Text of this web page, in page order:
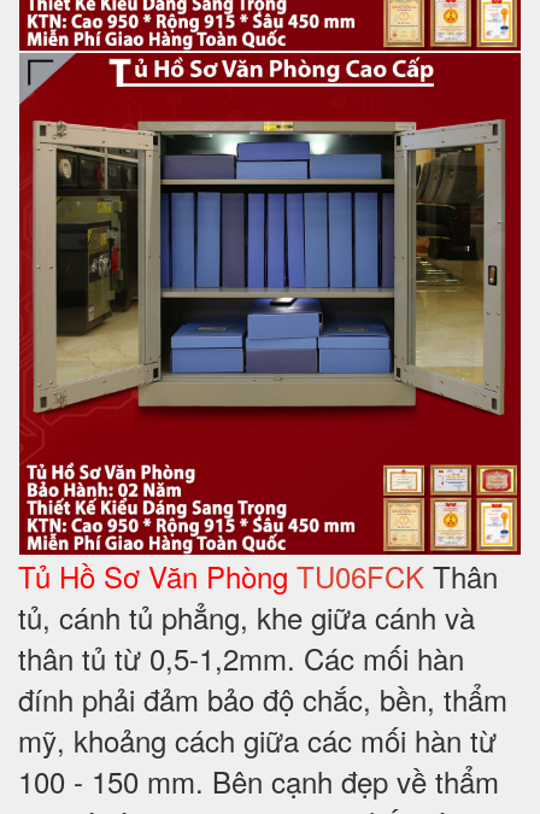
Tủ Hồ Sơ Văn Phòng TU06FCK Thân
tủ, cánh tủ phẳng, khe giữa cánh và
thân tủ từ 0,5-1,2mm. Các mối hàn
đính phải đảm bảo độ chắc, bền, thẩm
mỹ, khoảng cách giữa các mối hàn từ
100 - 150 mm. Bên cạnh đẹp về thẩm